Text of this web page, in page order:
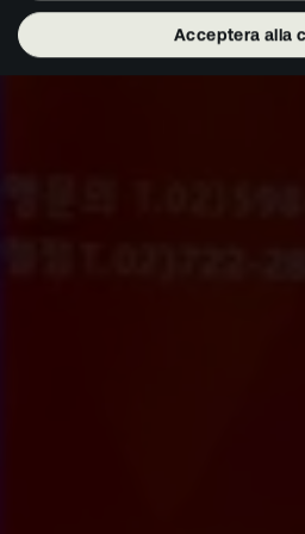
Acceptera alla